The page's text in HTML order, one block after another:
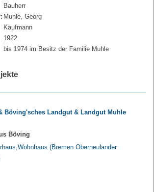
Bauherr
Muhle, Georg
Kaufmann
1922
bis 1974 im Besitz der Familie Muhle
Böving'sches Landgut & Landgut Muhle
Böving
(Bremen Oberneulander